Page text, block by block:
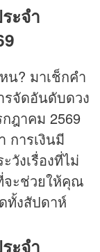
ะจำ
? มาเช็กคำ
จัดอันดับดวง
ฎาคม 2569
การเงินมี
วังเรื่องที่ไม่
จะช่วยให้คุณ
ทั้งสัปดาห์
ะจำ